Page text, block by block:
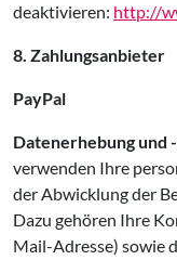
deaktivieren: http://
8. Zahlungsanbieter
PayPal
Datenerhebung und
verwenden Ihre
der Abwicklung der
Dazu gehören Ihre
Mail-Adresse) sowie